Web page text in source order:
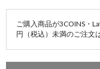
ご購入商品が3COINS・
円（税込）未満のご注文